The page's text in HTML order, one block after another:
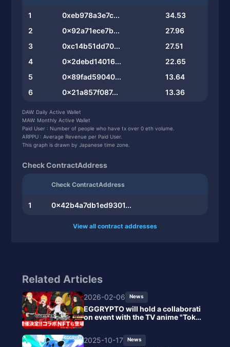
1 0xeb978a3e7c...
34.53
2
0x92a71ece7b...
27.96
3
0xc14b51dd70...
27.51
4
0x2debd14016...
22.65
5
0x89fad59040...
13.64
6
0x21a857f087...
13.36
8
0x90c8fad361...
9
0xf9d077accd...
DAW: Daily Active Wallet
MAW: Monthly Active Wallet
Paid User : Number of people who have tx over 0 eth volume.
ARPPU : Average Revenue per Paid User.
This graph is drawn by Japanese time zone.
Check ContractAddress
Check ContractAddress
1 0x42b4a7db1ed9301...
View all contract addresses
Related Articles
2026-02-06 News
EGGRYPTO will hold a collaborati
on event with the TV anime "Toky
o Revengers" starting February 1
2025-10-17 News